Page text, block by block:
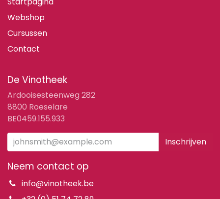
Webshop
Cursussen
Contact
De Vinotheek
Ardooisesteenweg 282
8800 Roeselare
BE0459.155.933
Inschrijven
Neem contact op
info@vinotheek.be